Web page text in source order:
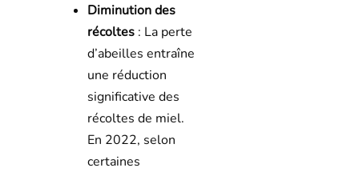
Diminution des
récoltes: La perte
d’abeilles entraîne
une réduction
significative des
récoltes de miel.
En 2022, selon
certaines